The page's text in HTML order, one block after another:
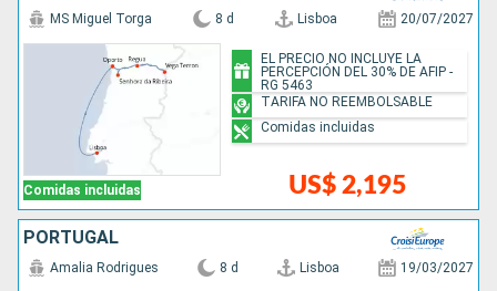
Comidas incluidas
MS Miguel Torga 8 d Lisboa 20/07/2027
US$ 2,195
EL PRECIO NO INCLUYE LA
PERCEPCIÓN DEL 30% DE AFIP -
RG 5463
TARIFA NO REEMBOLSABLE
Comidas incluidas
PORTUGAL
Amalia Rodrigues 8 d Lisboa 19/03/2027